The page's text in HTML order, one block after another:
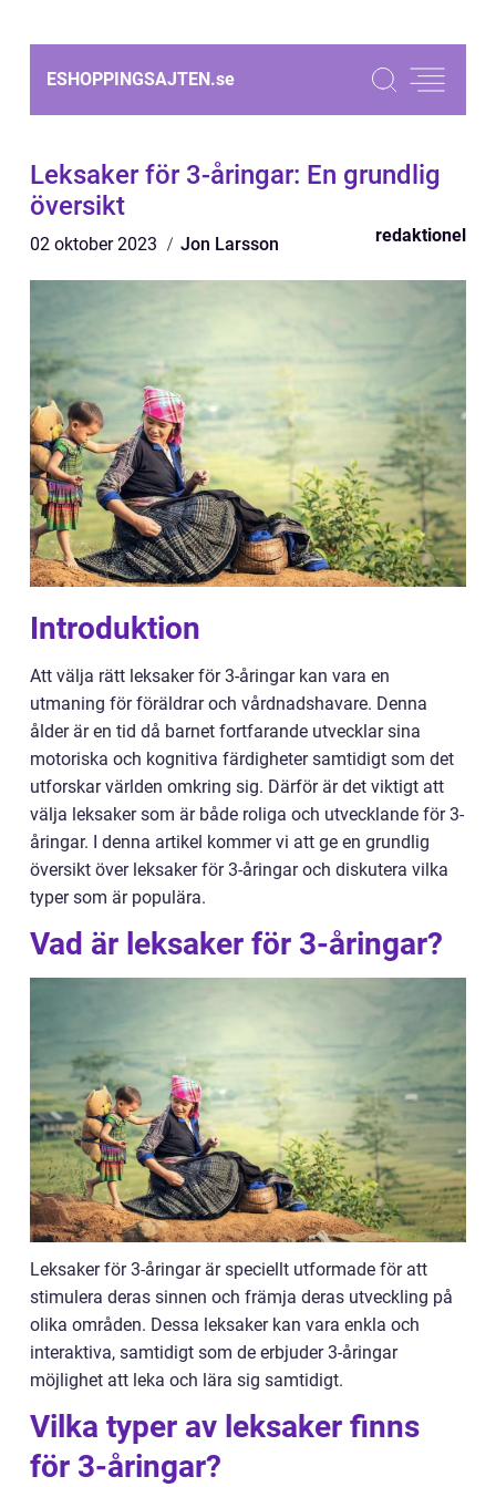
ESHOPPINGSAJTEN.se
Leksaker för 3-åringar: En grundlig
översikt
02 oktober 2023 Jon Larsson redaktionel
Introduktion
Att välja rätt leksaker för 3-åringar kan vara en
utmaning för föräldrar och vårdnadshavare. Denna
ålder är en tid då barnet fortfarande utvecklar sina
motoriska och kognitiva färdigheter samtidigt som det
utforskar världen omkring sig. Därför är det viktigt att
välja leksaker som är både roliga och utvecklande för 3-
åringar. I denna artikel kommer vi att ge en grundlig
översikt över leksaker för 3-åringar och diskutera vilka
typer som är populära.
Vad är leksaker för 3-åringar?
Leksaker för 3-åringar är speciellt utformade för att
stimulera deras sinnen och främja deras utveckling på
olika områden. Dessa leksaker kan vara enkla och
interaktiva, samtidigt som de erbjuder 3-åringar
möjlighet att leka och lära sig samtidigt.
Vilka typer av leksaker finns
för 3-åringar?